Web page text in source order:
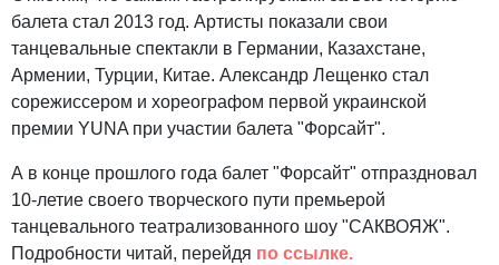
балета стал 2013 год. Артисты показали свои
танцевальные спектакли в Германии, Казахстане,
Армении, Турции, Китае. Александр Лещенко стал
сорежиссером и хореографом первой украинской
премии YUNA при участии балета "Форсайт".
А в конце прошлого года балет "Форсайт" отпраздновал
10-летие своего творческого пути премьерой
танцевального театрализованного шоу "САКВОЯЖ".
Подробности читай, перейдя по ссылке.